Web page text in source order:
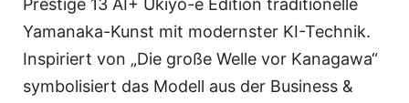
Prestige 13 AI+ Ukiyo-e Edition traditionelle
Yamanaka-Kunst mit modernster KI-Technik.
Inspiriert von „Die große Welle vor Kanagawa“
symbolisiert das Modell aus der Business &